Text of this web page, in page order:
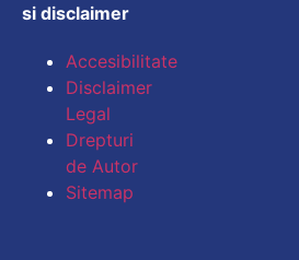
si disclaimer
Accesibilitate
Disclaimer
Legal
Drepturi
de Autor
Sitemap